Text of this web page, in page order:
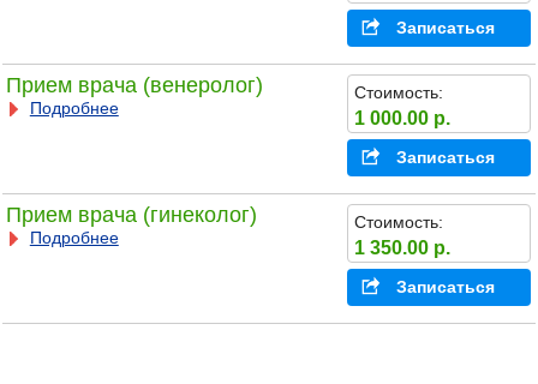
Записаться
Прием врача (венеролог)
Подробнее
Стоимость:
1 000.00 р.
Записаться
Прием врача (гинеколог)
Подробнее
Стоимость:
1 350.00 р.
Записаться